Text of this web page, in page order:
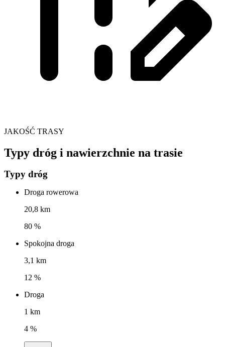
JAKOŚĆ TRASY
Typy dróg i nawierzchnie na trasie
Typy dróg
Droga rowerowa
20,8 km
80 %
Spokojna droga
3,1 km
12 %
Droga
1 km
4 %